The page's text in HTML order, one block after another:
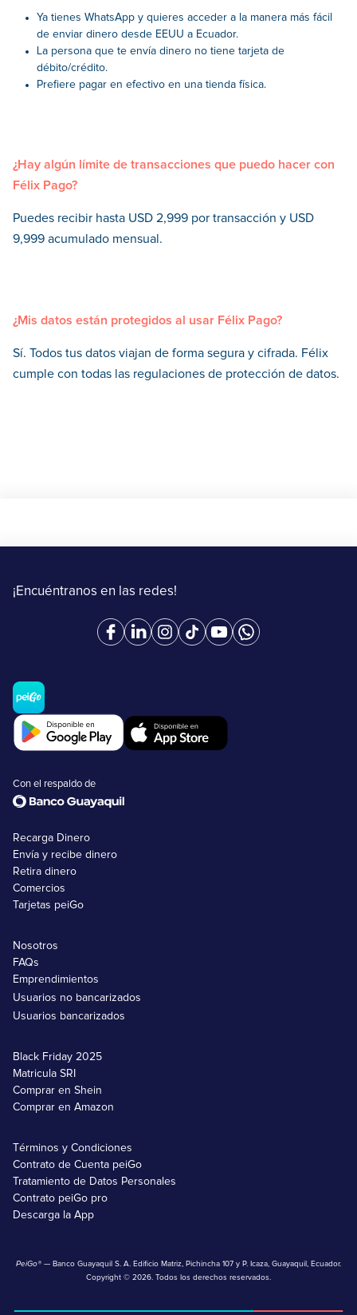
Ya tienes WhatsApp y quieres acceder a la manera más fácil
de enviar dinero desde EEUU a Ecuador.
La persona que te envía dinero no tiene tarjeta de
débito/crédito.
Prefiere pagar en efectivo en una tienda física.
¿Hay algún límite de transacciones que puedo hacer con
Félix Pago?
Puedes recibir hasta USD 2,999 por transacción y USD
9,999 acumulado mensual.
¿Mis datos están protegidos al usar Félix Pago?
Sí. Todos tus datos viajan de forma segura y cifrada. Félix
cumple con todas las regulaciones de protección de datos.
¡Encuéntranos en las redes!
Con el respaldo de
Recarga Dinero
Envía y recibe dinero
Retira dinero
Comercios
Tarjetas peiGo
Nosotros
FAQs
Emprendimientos
Usuarios no bancarizados
Usuarios bancarizados
Black Friday 2025
Matricula SRI
Comprar en Shein
Comprar en Amazon
Términos y Condiciones
Contrato de Cuenta peiGo
Tratamiento de Datos Personales
Contrato peiGo pro
Descarga la App
PeiGo® — Banco Guayaquil S. A. Edificio Matriz, Pichincha 107 y P. Icaza, Guayaquil, Ecuador.
Copyright © 2026. Todos los derechos reservados.